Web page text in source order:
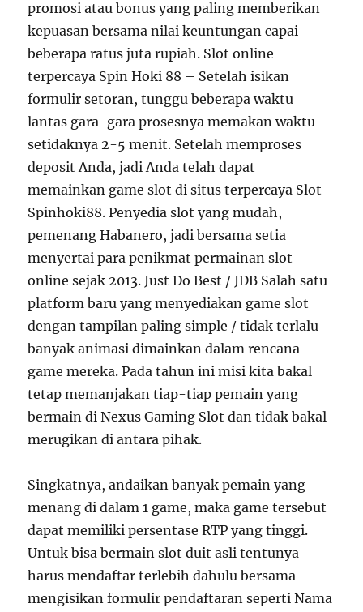
promosi atau bonus yang paling memberikan
kepuasan bersama nilai keuntungan capai
beberapa ratus juta rupiah. Slot online
terpercaya Spin Hoki 88 – Setelah isikan
formulir setoran, tunggu beberapa waktu
lantas gara-gara prosesnya memakan waktu
setidaknya 2-5 menit. Setelah memproses
deposit Anda, jadi Anda telah dapat
memainkan game slot di situs terpercaya Slot
Spinhoki88. Penyedia slot yang mudah,
pemenang Habanero, jadi bersama setia
menyertai para penikmat permainan slot
online sejak 2013. Just Do Best / JDB Salah satu
platform baru yang menyediakan game slot
dengan tampilan paling simple / tidak terlalu
banyak animasi dimainkan dalam rencana
game mereka. Pada tahun ini misi kita bakal
tetap memanjakan tiap-tiap pemain yang
bermain di Nexus Gaming Slot dan tidak bakal
merugikan di antara pihak.
Singkatnya, andaikan banyak pemain yang
menang di dalam 1 game, maka game tersebut
dapat memiliki persentase RTP yang tinggi.
Untuk bisa bermain slot duit asli tentunya
harus mendaftar terlebih dahulu bersama
mengisikan formulir pendaftaran seperti Nama